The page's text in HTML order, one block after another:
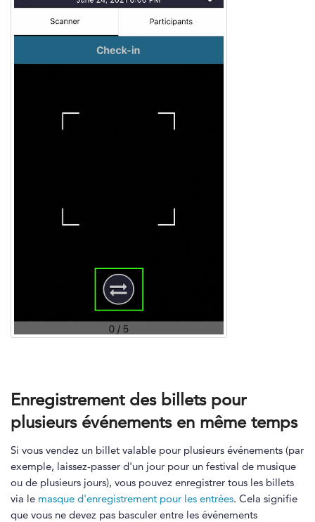
Enregistrement des billets pour
plusieurs événements en même temps
Si vous vendez un billet valable pour plusieurs événements (par
exemple, laissez-passer d'un jour pour un festival de musique
ou de plusieurs jours), vous pouvez enregistrer tous les billets
via le masque d'enregistrement pour les entrées. Cela signifie
que vous ne devez pas basculer entre les événements